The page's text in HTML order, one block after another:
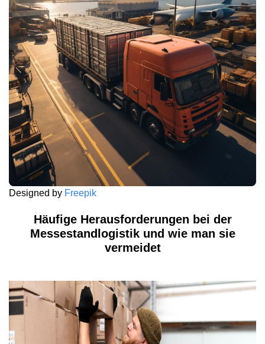
Designed by Freepik
Häufige Herausforderungen bei der
Messestandlogistik und wie man sie
vermeidet